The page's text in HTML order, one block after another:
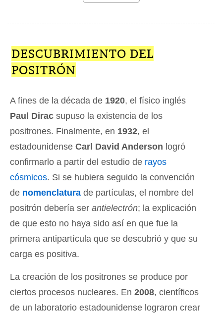
DESCUBRIMIENTO DEL
POSITRÓN
A fines de la década de 1920, el físico inglés
Paul Dirac supuso la existencia de los
positrones. Finalmente, en 1932, el
estadounidense Carl David Anderson logró
confirmarlo a partir del estudio de rayos
cósmicos. Si se hubiera seguido la convención
de nomenclatura de partículas, el nombre del
positrón debería ser antielectrón; la explicación
de que esto no haya sido así en que fue la
primera antipartícula que se descubrió y que su
carga es positiva.
La creación de los positrones se produce por
ciertos procesos nucleares. En 2008, científicos
de un laboratorio estadounidense lograron crear